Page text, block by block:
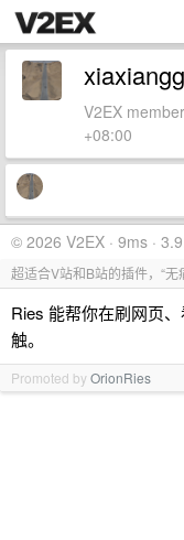
V2EX
+08:00
© 2026 V2EX · 9ms ·
超适合V站和B站的插件，“无
Ries 能帮你在刷网页
触。
Promoted byOrionRies